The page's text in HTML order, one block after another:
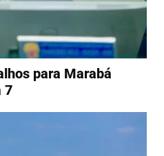
para Marabá
7